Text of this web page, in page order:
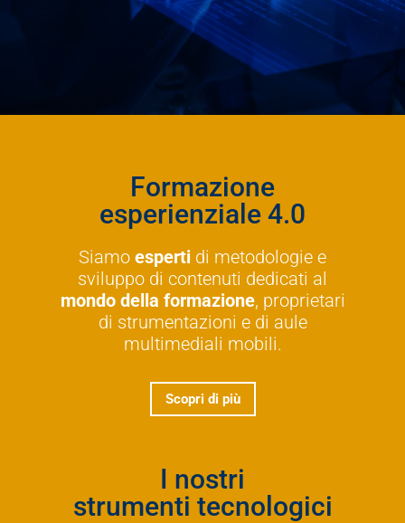
Formazione
esperienziale 4.0
Siamo esperti di metodologie e
sviluppo di contenuti dedicati al
mondo della formazione, proprietari
di strumentazioni e di aule
multimediali mobili.
Scopri di più
I nostri
strumenti tecnologici